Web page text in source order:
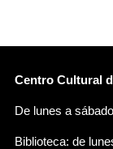
Centro Cultural
De lunes a
Biblioteca: de